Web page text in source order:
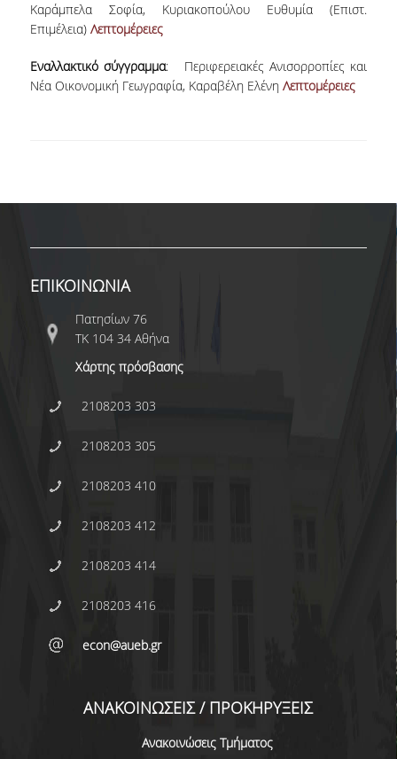
ΠΡΑΚΤΙΚΗ ΑΣΚΗΣΗ
ΓΕΝΙΚΕΣ ΠΛΗΡΟΦΟΡΙΕΣ
ΑΝΑΚΟΙΝΩΣΕΙΣ ΠΡΑΚΤΙΚΗΣ ΑΣΚΗΣΗΣ
ΒΕΒΑΙΩΣΗ ΓΝΩΣΗΣ ΠΛΗΡΟΦΟΡΙΚΗΣ ΚΑΙ
ΠΡΟΓΡΑΜΜΑ ΣΠΟΥΔΩΝ ΣΤΙΣ ΕΠΙΣΤΗΜΕΣ
ΠΟΛΙΤΙΚΗ ΠΟΙΟΤΗΤΑΣ
ΣΤΡΑΤΗΓΙΚΗ ΠΡΟΠΤΥΧΙΑΚΟΥ
ΠΙΣΤΟΠΟΙΗΣΗ
ΑΞΙΟΛΟΓΗΣΗ
Καράμπελα Σοφία, Κυριακοπούλου Ευθυμία (Επιστ.
Επιμέλεια) Λεπτομέρειες
Εναλλακτικό σύγγραμμα: Περιφερειακές Ανισορροπίες και
Νέα Οικονομική Γεωγραφία, Καραβέλη Ελένη Λεπτομέρειες
ΕΠΙΚΟΙΝΩΝΙΑ
Πατησίων 76
ΤΚ 104 34 Αθήνα
Χάρτης πρόσβασης
2108203 303
2108203 305
2108203 410
2108203 412
2108203 414
2108203 416
econ@aueb.gr
ΑΝΑΚΟΙΝΩΣΕΙΣ / ΠΡΟΚΗΡΥΞΕΙΣ
Ανακοινώσεις Τμήματος